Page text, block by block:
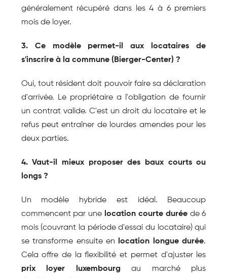
généralement récupéré dans les 4 à 6 premiers
mois de loyer.
3. Ce modèle permet-il aux locataires de
s'inscrire à la commune (Bierger-Center) ?
Oui, tout résident doit pouvoir faire sa déclaration
d'arrivée. Le propriétaire a l'obligation de fournir
un contrat valide. C'est un droit du locataire et le
refus peut entraîner de lourdes amendes pour les
deux parties.
4. Vaut-il mieux proposer des baux courts ou
longs ?
Un modèle hybride est idéal. Beaucoup
commencent par une location courte durée de 6
mois (couvrant la période d'essai du locataire) qui
se transforme ensuite en
location longue durée.
prix loyer luxembourg au marché plus